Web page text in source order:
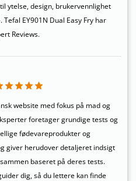
ytelse, design, brukervennlighet
EY901N Dual Easy Fry har
Reviews.
website med fokus på mad og
foretager grundige tests og
fødevareprodukter og
giver herudover detaljeret indsigt
baseret på deres tests.
dig, så du lettere kan finde